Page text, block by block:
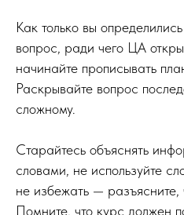
Как только вы
вопрос, ради чего ЦА
начинайте прописывать
Раскрывайте вопрос
сложному.
Старайтесь объяснять
словами, не используйте
не избежать — разъясните,
Помните, что курс должен